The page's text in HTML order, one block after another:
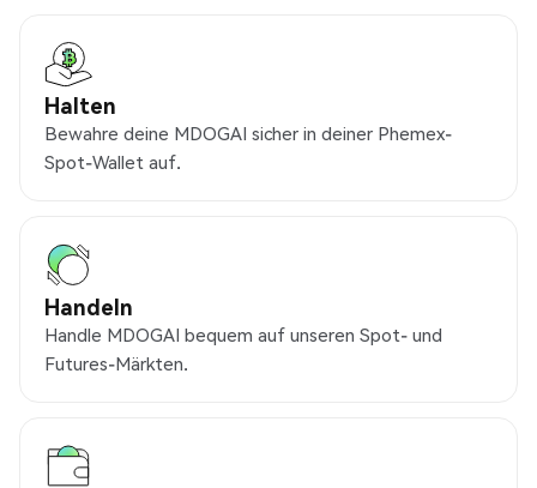
Halten
Bewahre deine MDOGAI sicher in deiner Phemex-
Spot-Wallet auf.
Handeln
Handle MDOGAI bequem auf unseren Spot- und
Futures-Märkten.